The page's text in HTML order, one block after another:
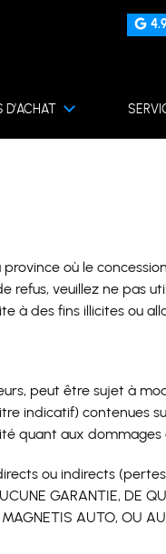
où le
refus, veuillez ne pas
à des fins illicites ou
peut être sujet à
indicatif)
quant aux
ou indirects
GARANTIE, DE
MAGNETIS AUTO, OU